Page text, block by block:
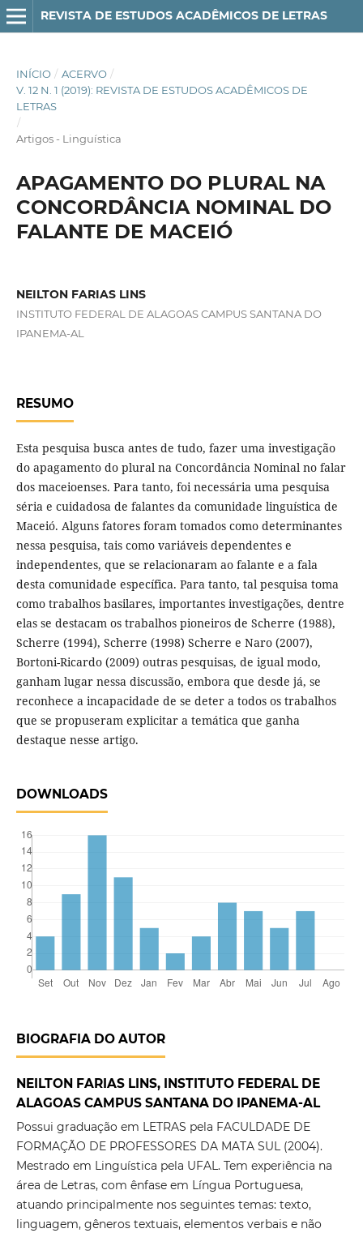
REVISTA DE ESTUDOS ACADÊMICOS DE LETRAS
INÍCIO / ACERVO /
V. 12 N. 1 (2019): REVISTA DE ESTUDOS ACADÊMICOS DE
LETRAS
/
Artigos - Linguística
APAGAMENTO DO PLURAL NA
CONCORDÂNCIA NOMINAL DO
FALANTE DE MACEIÓ
NEILTON FARIAS LINS
INSTITUTO FEDERAL DE ALAGOAS CAMPUS SANTANA DO
IPANEMA-AL
RESUMO
Esta pesquisa busca antes de tudo, fazer uma investigação
do apagamento do plural na Concordância Nominal no falar
dos maceioenses. Para tanto, foi necessária uma pesquisa
séria e cuidadosa de falantes da comunidade linguística de
Maceió. Alguns fatores foram tomados como determinantes
nessa pesquisa, tais como variáveis dependentes e
independentes, que se relacionaram ao falante e a fala
desta comunidade específica. Para tanto, tal pesquisa toma
como trabalhos basilares, importantes investigações, dentre
elas se destacam os trabalhos pioneiros de Scherre (1988),
Scherre (1994), Scherre (1998) Scherre e Naro (2007),
Bortoni-Ricardo (2009) outras pesquisas, de igual modo,
ganham lugar nessa discussão, embora que desde já, se
reconhece a incapacidade de se deter a todos os trabalhos
que se propuseram explicitar a temática que ganha
destaque nesse artigo.
DOWNLOADS
BIOGRAFIA DO AUTOR
NEILTON FARIAS LINS, INSTITUTO FEDERAL DE
ALAGOAS CAMPUS SANTANA DO IPANEMA-AL
Possui graduação em LETRAS pela FACULDADE DE
FORMAÇÃO DE PROFESSORES DA MATA SUL (2004).
Mestrado em Linguística pela UFAL. Tem experiência na
área de Letras, com ênfase em Língua Portuguesa,
atuando principalmente nos seguintes temas: texto,
linguagem, gêneros textuais, elementos verbais e não